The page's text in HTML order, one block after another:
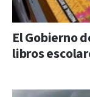
El Gobierno
libros